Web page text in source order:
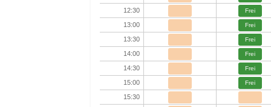
12:30 Frei
13:00 Frei
13:30 Frei
14:00 Frei
14:30 Frei
15:00 Frei
15:30